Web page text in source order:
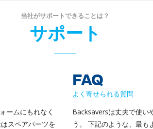
当社がサポートできることは？
サポート
ームにもれなく
スペアパーツを
FAQ
よく寄せられる質問
Backsaversは丈夫で使い
う。 下記のような、最も